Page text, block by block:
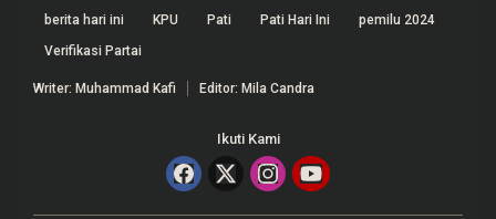
berita hari ini KPU Pati Pati Hari Ini
pemilu 2024
Verifikasi Partai
Writer: Muhammad Kafi Editor: Mila Candra
Ikuti Kami